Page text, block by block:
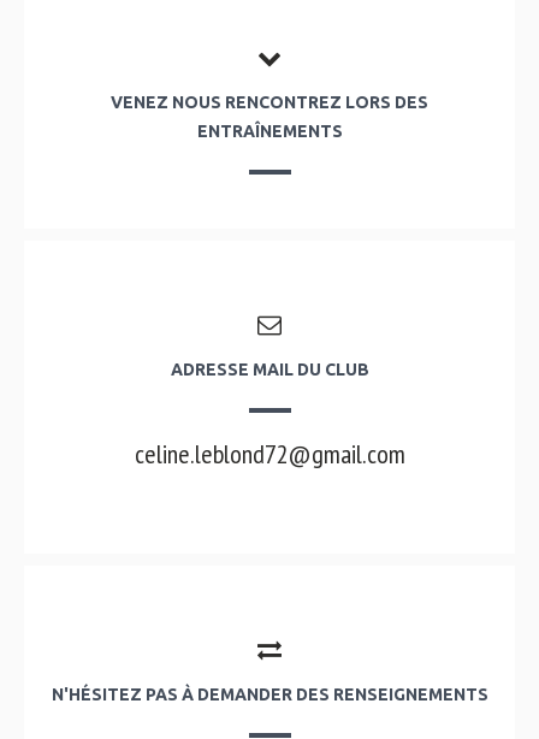
VENEZ NOUS RENCONTREZ LORS DES
ENTRAÎNEMENTS
ADRESSE MAIL DU CLUB
celine.leblond72@gmail.com
N'HÉSITEZ PAS À DEMANDER DES RENSEIGNEMENTS